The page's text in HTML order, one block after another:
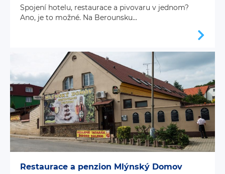
Spojení hotelu, restaurace a pivovaru v jednom?
Ano, je to možné. Na Berounsku...
Restaurace a penzion Mlýnský Domov